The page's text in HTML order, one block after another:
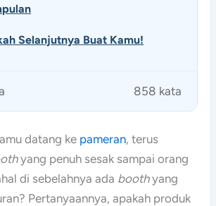
Selanjutnya Buat Kamu!
858 kata
datang ke pameran, terus
yang penuh sesak sampai orang
di sebelahnya ada boothyang
Pertanyaannya, apakah produk